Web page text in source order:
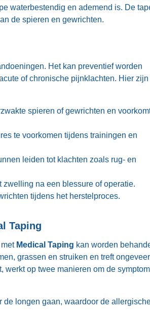
waterbestendig en ademend is. De
de spieren en gewrichten.
Het kan preventief worden
of chronische pijnklachten. Hier zijn
spieren of gewrichten en
te voorkomen tijdens trainingen en
leiden tot klachten zoals rug- en
zwelling na een blessure of operatie.
tijdens het herstelproces.
Taping
Medical Taping kan worden
grassen en struiken en treft ongeveer
werkt op twee manieren om de
longen gaan, waardoor de